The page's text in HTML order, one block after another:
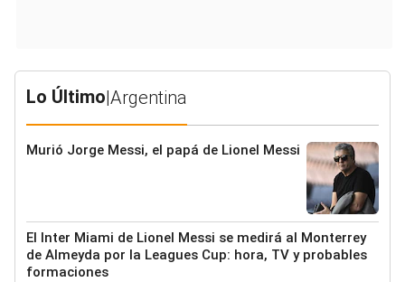
Lo Último|Argentina
Murió Jorge Messi, el papá de Lionel Messi
El Inter Miami de Lionel Messi se medirá al Monterrey
de Almeyda por la Leagues Cup: hora, TV y probables
formaciones